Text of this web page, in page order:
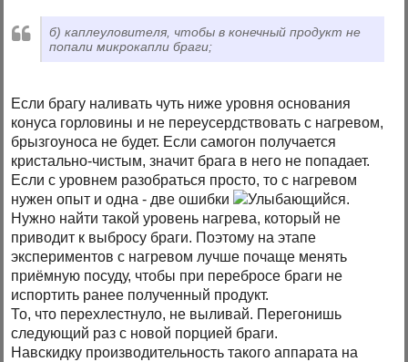
б) каплеуловителя, чтобы в конечный продукт не
попали микрокапли браги;
Если брагу наливать чуть ниже уровня основания
конуса горловины и не переусердствовать с нагревом,
брызгоуноса не будет. Если самогон получается
кристально-чистым, значит брага в него не попадает.
Если с уровнем разобраться просто, то с нагревом
нужен опыт и одна - две ошибки
.
Нужно найти такой уровень нагрева, который не
приводит к выбросу браги. Поэтому на этапе
экспериментов с нагревом лучше почаще менять
приёмную посуду, чтобы при перебросе браги не
испортить ранее полученный продукт.
То, что перехлестнуло, не выливай. Перегонишь
следующий раз с новой порцией браги.
Навскидку производительность такого аппарата на